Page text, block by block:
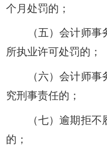
个月处罚的；
（五）会计师
所执业许可处罚的；
（六）会计师
究刑事责任的；
（七）逾期拒
的；